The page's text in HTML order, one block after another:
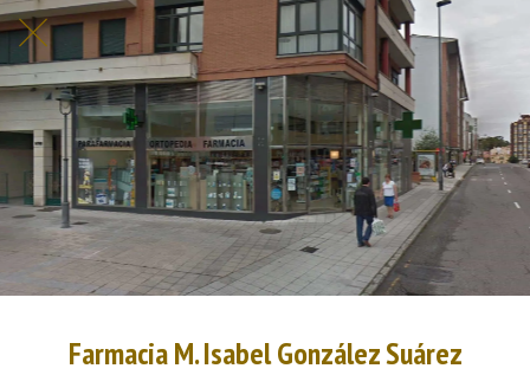
Farmacia M. Isabel González Suárez